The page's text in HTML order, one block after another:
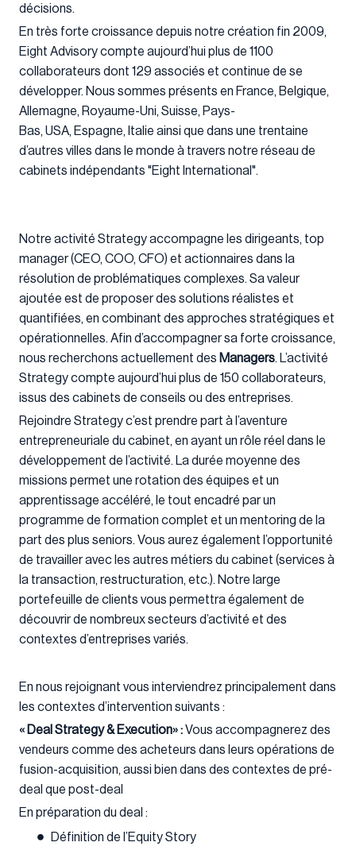
décisions.
En très forte croissance depuis notre création fin 2009,
Eight Advisory compte aujourd’hui plus de 1100
collaborateurs dont 129 associés et continue de se
développer. Nous sommes présents en France, Belgique,
Allemagne, Royaume-Uni, Suisse, Pays-
Bas, USA, Espagne, Italie ainsi que dans une trentaine
d’autres villes dans le monde à travers notre réseau de
cabinets indépendants "Eight International".
Notre activité Strategy accompagne les dirigeants, top
manager (CEO, COO, CFO) et actionnaires dans la
résolution de problématiques complexes. Sa valeur
ajoutée est de proposer des solutions réalistes et
quantifiées, en combinant des approches stratégiques et
opérationnelles. Afin d’accompagner sa forte croissance,
nous recherchons actuellement des Managers. L’activité
Strategy compte aujourd’hui plus de 150 collaborateurs,
issus des cabinets de conseils ou des entreprises.
Rejoindre Strategy c’est prendre part à l’aventure
entrepreneuriale du cabinet, en ayant un rôle réel dans le
développement de l’activité. La durée moyenne des
missions permet une rotation des équipes et un
apprentissage accéléré, le tout encadré par un
programme de formation complet et un mentoring de la
part des plus seniors. Vous aurez également l’opportunité
de travailler avec les autres métiers du cabinet (services à
la transaction, restructuration, etc.). Notre large
portefeuille de clients vous permettra également de
découvrir de nombreux secteurs d’activité et des
contextes d’entreprises variés.
En nous rejoignant vous interviendrez principalement dans
les contextes d’intervention suivants :
« Deal Strategy & Execution» :Vous accompagnerez des
vendeurs comme des acheteurs dans leurs opérations de
fusion-acquisition, aussi bien dans des contextes de pré-
deal que post-deal
En préparation du deal :
Définition de l’Equity Story